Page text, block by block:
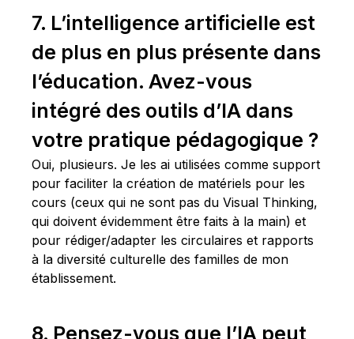
7. L’intelligence artificielle est
de plus en plus présente dans
l’éducation. Avez-vous
intégré des outils d’IA dans
votre pratique pédagogique ?
Oui, plusieurs. Je les ai utilisées comme support
pour faciliter la création de matériels pour les
cours (ceux qui ne sont pas du Visual Thinking,
qui doivent évidemment être faits à la main) et
pour rédiger/adapter les circulaires et rapports
à la diversité culturelle des familles de mon
établissement.
8. Pensez-vous que l’IA peut